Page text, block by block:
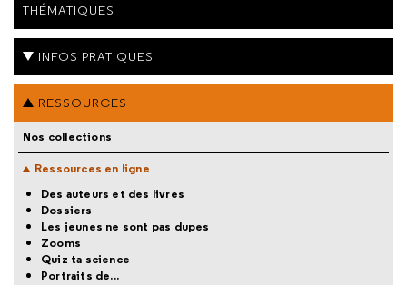
THÉMATIQUES
INFOS PRATIQUES
RESSOURCES
Nos collections
Ressources en ligne
Des auteurs et des livres
Dossiers
Les jeunes ne sont pas dupes
Zooms
Quiz ta science
Portraits de...